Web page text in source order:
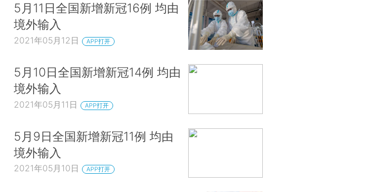
5月11日全国新增新冠16例 均由
境外输入
2021年05月12日 APP打开
5月10日全国新增新冠14例 均由
境外输入
2021年05月11日 APP打开
5月9日全国新增新冠11例 均由
境外输入
2021年05月10日 APP打开